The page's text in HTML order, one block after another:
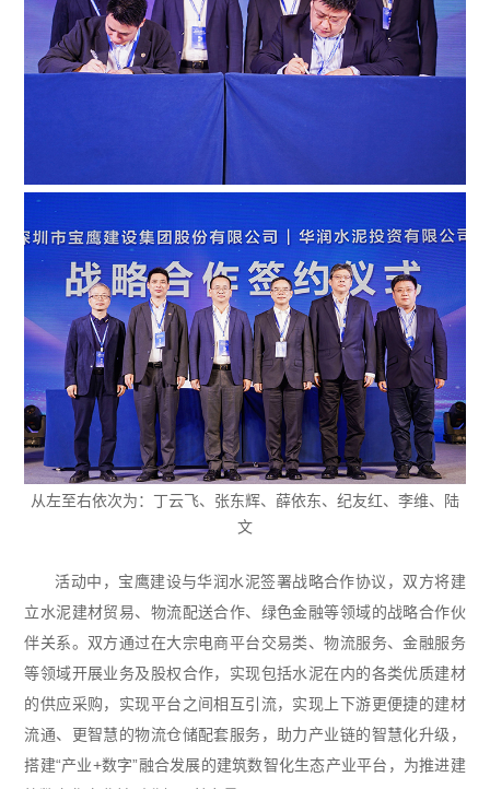
从左至右依次为：丁云飞、张东辉、薛依东、纪友红、李维、陆
文
活动中，宝鹰建设与华润水泥签署战略合作协议，双方将建
立水泥建材贸易、物流配送合作、绿色金融等领域的战略合作伙
伴关系。双方通过在大宗电商平台交易类、物流服务、金融服务
等领域开展业务及股权合作，实现包括水泥在内的各类优质建材
的供应采购，实现平台之间相互引流，实现上下游更便捷的建材
流通、更智慧的物流仓储配套服务，助力产业链的智慧化升级，
搭建“产业+数字”融合发展的建筑数智化生态产业平台，为推进建